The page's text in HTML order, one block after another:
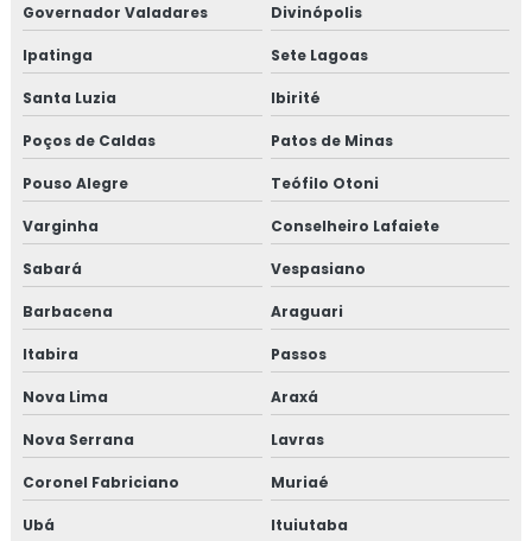
Consultoria em resolução de não conformidades da
auditoria
Consultoria em revisão norma FSSC 22000
Consultoria em revisão plano HACCP
Consultoria em rotulagem de alimentos
Consultoria em sensibilização programa 5s
Consultoria para setor alimentício
Consultoria para setor de alimentos
Consultoria em sistema de gestão halal
Consultoria em transporte de feed materials
Consultoria em tratamento de não conformidades
Governador Valadares Divinópolis
Ipatinga Sete Lagoas
Santa Luzia Ibirité
Poços de Caldas Patos de Minas
Pouso Alegre Teófilo Otoni
Varginha Conselheiro Lafaiete
Sabará Vespasiano
Barbacena Araguari
Itabira Passos
Nova Lima Araxá
Nova Serrana Lavras
Coronel Fabriciano Muriaé
Ubá Ituiutaba